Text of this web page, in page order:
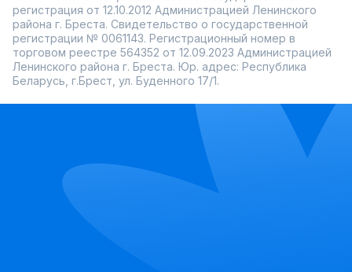
выгодных условиях.
регистрация от 12.10.2012 Администрацией Ленинского
района г. Бреста. Свидетельство о государственной
регистрации № 0061143. Регистрационный номер в
торговом реестре 564352 от 12.09.2023 Администрацией
Ленинского района г. Бреста. Юр. адрес: Республика
Беларусь, г.Брест, ул. Буденного 17/1.